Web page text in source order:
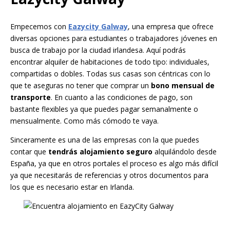
Empecemos con Eazycity Galway, una empresa que ofrece
diversas opciones para estudiantes o trabajadores jóvenes en
busca de trabajo por la ciudad irlandesa. Aquí podrás
encontrar alquiler de habitaciones de todo tipo: individuales,
compartidas o dobles. Todas sus casas son céntricas con lo
que te aseguras no tener que comprar un bono mensual de
transporte. En cuanto a las condiciones de pago, son
bastante flexibles ya que puedes pagar semanalmente o
mensualmente. Como más cómodo te vaya.
Sinceramente es una de las empresas con la que puedes
contar que tendrás alojamiento seguro alquilándolo desde
España, ya que en otros portales el proceso es algo más difícil
ya que necesitarás de referencias y otros documentos para
los que es necesario estar en Irlanda.